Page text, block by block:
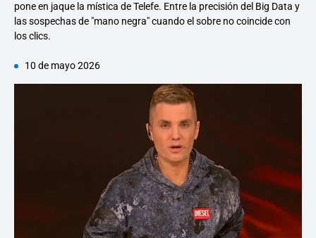
pone en jaque la mística de Telefe. Entre la precisión del Big Data y
las sospechas de "mano negra" cuando el sobre no coincide con
los clics.
10 de mayo 2026